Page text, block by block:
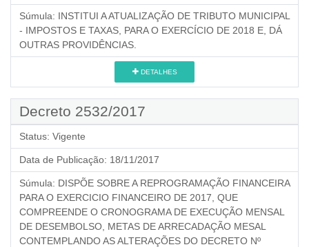
Súmula: INSTITUI A ATUALIZAÇÃO DE TRIBUTO MUNICIPAL
- IMPOSTOS E TAXAS, PARA O EXERCÍCIO DE 2018 E, DÁ
OUTRAS PROVIDÊNCIAS.
DETALHES
Decreto 2532/2017
Status: Vigente
Data de Publicação: 18/11/2017
Súmula: DISPÕE SOBRE A REPROGRAMAÇÃO FINANCEIRA
PARA O EXERCICIO FINANCEIRO DE 2017, QUE
COMPREENDE O CRONOGRAMA DE EXECUÇÃO MENSAL
DE DESEMBOLSO, METAS DE ARRECADAÇÃO MESAL
CONTEMPLANDO AS ALTERAÇÕES DO DECRETO Nº